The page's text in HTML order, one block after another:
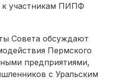
к участникам ПИПФ
Совета обсуждают
Пермского
предприятиями,
с Уральским